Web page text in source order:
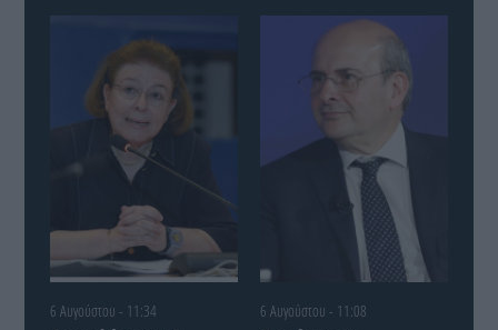
6 Αυγούστου - 11:34 6 Αυγούστου - 11:08